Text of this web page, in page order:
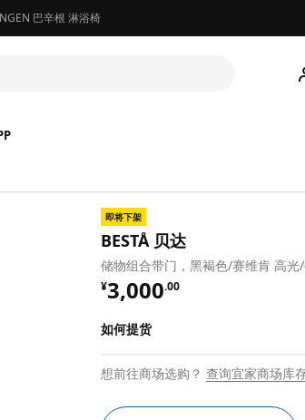
巴辛根 淋浴椅
即将下架
BESTÅ 贝达
储物组合带门，黑褐色/赛维肯 高
¥3,000.00
¥ 3000.00
如何提货
想前往商场选购？ 查询宜家商场库